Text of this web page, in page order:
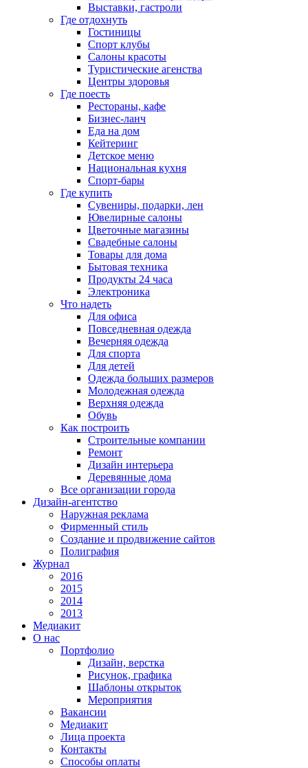
Выставки, гастроли
Где отдохнуть
Гостиницы
Спорт клубы
Салоны красоты
Туристические агенства
Центры здоровья
Где поесть
Рестораны, кафе
Бизнес-ланч
Еда на дом
Кейтеринг
Детское меню
Национальная кухня
Спорт-бары
Где купить
Сувениры, подарки, лен
Ювелирные салоны
Цветочные магазины
Свадебные салоны
Товары для дома
Бытовая техника
Продукты 24 часа
Электроника
Что надеть
Для офиса
Повседневная одежда
Вечерняя одежда
Для спорта
Для детей
Одежда больших размеров
Молодежная одежда
Верхняя одежда
Обувь
Как построить
Строительные компании
Ремонт
Дизайн интерьера
Деревянные дома
Все организации города
Дизайн-агентство
Наружная реклама
Фирменный стиль
Создание и продвижение сайтов
Полиграфия
Журнал
2016
2015
2014
2013
Медиакит
О нас
Портфолио
Дизайн, верстка
Рисунок, графика
Шаблоны открыток
Мероприятия
Вакансии
Медиакит
Лица проекта
Контакты
Способы оплаты